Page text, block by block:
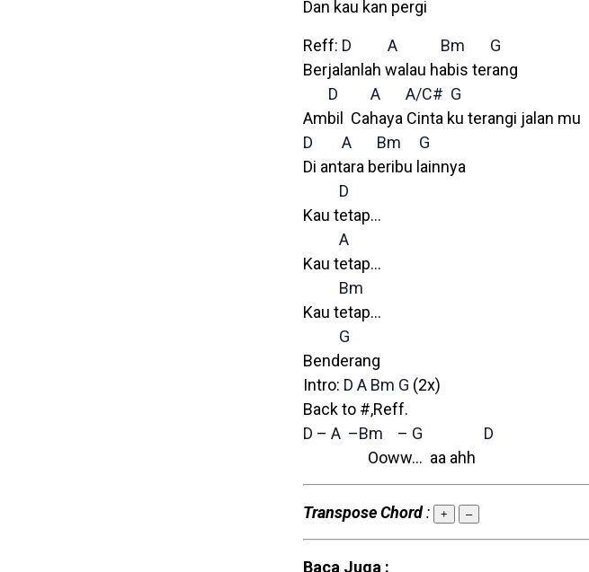
Dan kau kan pergi
Reff: D A Bm
G
Berjalanlah walau habis terang
D
A A/C# G
Ambil Cahaya Cinta ku terangi jalan mu
D
A Bm
G
Di antara beribu lainnya
D
Kau tetap…
A
Kau tetap…
Bm
Kau tetap…
G
Benderang
Intro: D A Bm G (2x)
Back to #,Reff.
D – A –Bm – G
D
Ooww… aa ahh
Transpose Chord: + –
Baca Juga :